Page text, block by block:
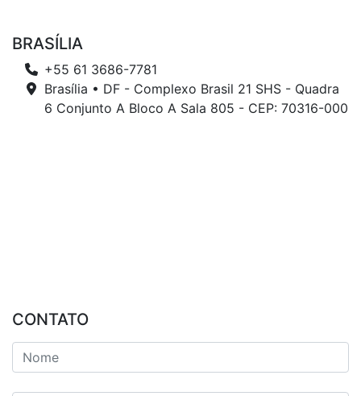
BRASÍLIA
+55 61 3686-7781
Brasília • DF - Complexo Brasil 21 SHS - Quadra
6 Conjunto A Bloco A Sala 805 - CEP: 70316-000
CONTATO